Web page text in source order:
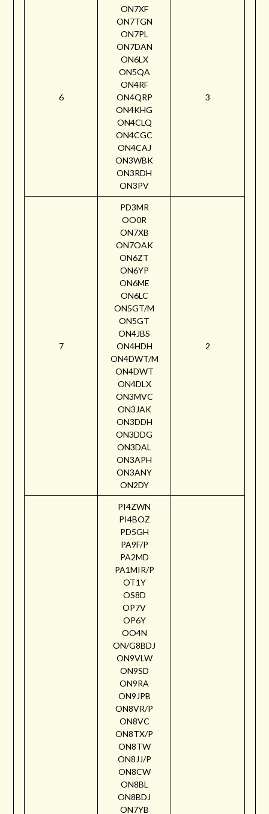
6
ON7XF
ON7TGN
ON7PL
ON7DAN
ON6LX
ON5QA
ON4RF
ON4QRP
ON4KHG
ON4CLQ
ON4CGC
ON4CAJ
ON3WBK
ON3RDH
ON3PV
3
7
PD3MR
OO0R
ON7XB
ON7OAK
ON6ZT
ON6YP
ON6ME
ON6LC
ON5GT/M
ON5GT
ON4JBS
ON4HDH
ON4DWT/M
ON4DWT
ON4DLX
ON3MVC
ON3JAK
ON3DDH
ON3DDG
ON3DAL
ON3APH
ON3ANY
ON2DY
2
PI4ZWN
PI4BOZ
PD5GH
PA9F/P
PA2MD
PA1MIR/P
OT1Y
OS8D
OP7V
OP6Y
OO4N
ON/G8BDJ
ON9VLW
ON9SD
ON9RA
ON9JPB
ON8VR/P
ON8VC
ON8TX/P
ON8TW
ON8JJ/P
ON8CW
ON8BL
ON8BDJ
ON7YB